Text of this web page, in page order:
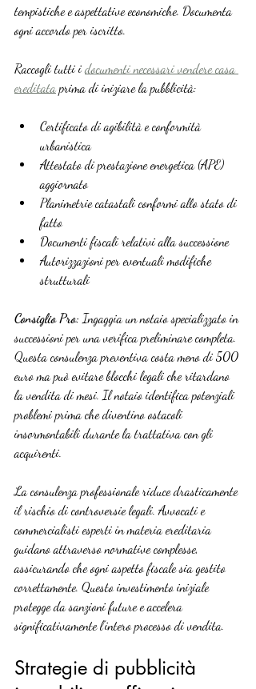
tempistiche e aspettative economiche. Documenta
ogni accordo per iscritto.
Raccogli tutti i documenti necessari vendere casa
ereditata prima di iniziare la pubblicità:
Certificato di agibilità e conformità
urbanistica
Attestato di prestazione energetica (APE)
aggiornato
Planimetrie catastali conformi allo stato di
fatto
Documenti fiscali relativi alla successione
Autorizzazioni per eventuali modifiche
strutturali
Consiglio Pro: Ingaggia un notaio specializzato in
successioni per una verifica preliminare completa.
Questa consulenza preventiva costa meno di 500
euro ma può evitare blocchi legali che ritardano
la vendita di mesi. Il notaio identifica potenziali
problemi prima che diventino ostacoli
insormontabili durante la trattativa con gli
acquirenti.
La consulenza professionale riduce drasticamente
il rischio di controversie legali. Avvocati e
commercialisti esperti in materia ereditaria
guidano attraverso normative complesse,
assicurando che ogni aspetto fiscale sia gestito
correttamente. Questo investimento iniziale
protegge da sanzioni future e accelera
significativamente l’intero processo di vendita.
Strategie di pubblicità